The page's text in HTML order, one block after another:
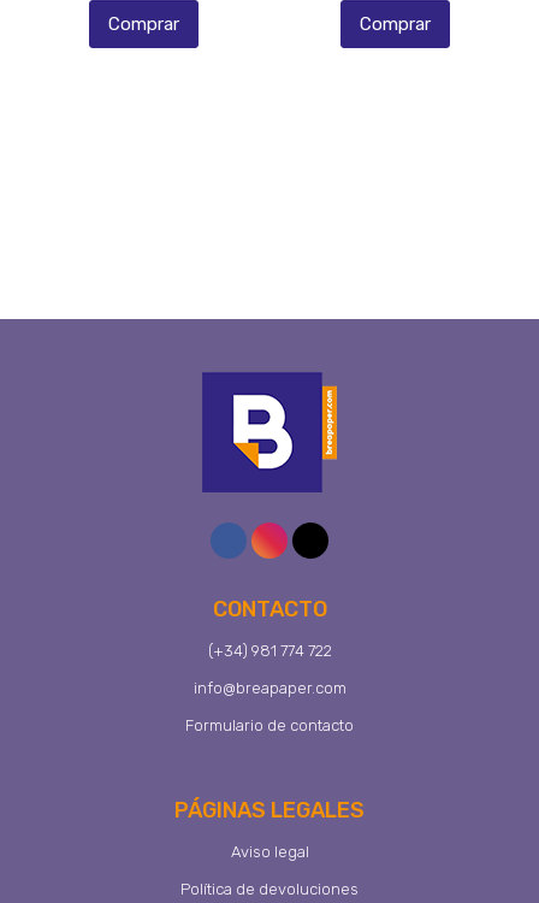
Comprar Comprar
CONTACTO
(+34) 981 774 722
info@breapaper.com
Formulario de contacto
PÁGINAS LEGALES
Aviso legal
Política de devoluciones